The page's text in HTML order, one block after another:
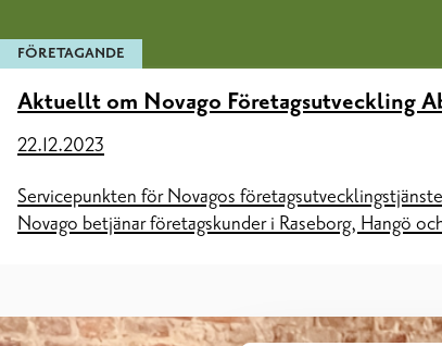
FÖRETAGANDE
Aktuellt om Novago Företagsutveckling
22.12.2023
Servicepunkten för Novagos
Novago betjänar företagskunder i Raseborg, Hangö